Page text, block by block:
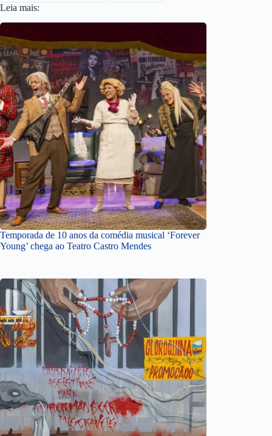
Leia mais:
Temporada de 10 anos da comédia musical ‘Forever
Young’ chega ao Teatro Castro Mendes